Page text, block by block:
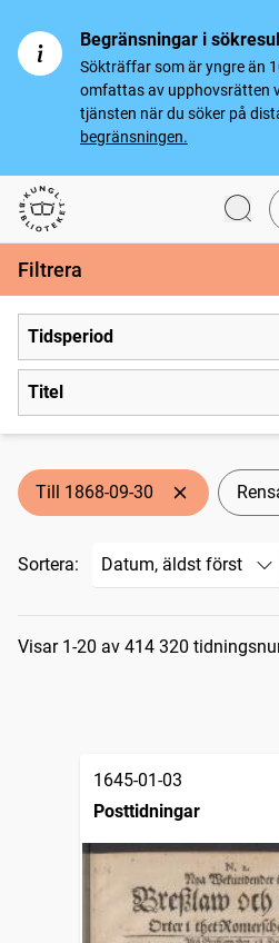
Begränsningar i
Sökträffar som är yngre än
omfattas av upphovsrätten
tjänsten när du söker på
begränsningen.
Svenska tidningar
Filtrera
Tidsperiod
Titel
Till 1868-09-30
Sortera:
Sökresultat
Visar 1-20 av 414 320
1645-01-03
Posttidningar